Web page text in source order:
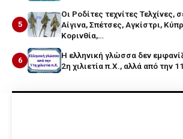
5
Οι Ροδίτες τεχνίτες Τελχίνες,
Αίγινα, Σπέτσες, Αγκίστρι,
Κορινθία,…
6
Η ελληνική γλώσσα δεν
2η χιλιετία π.Χ., αλλά από την